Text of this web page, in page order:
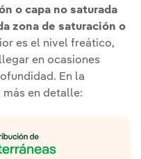
o capa no saturada
zona de saturación o
es el nivel freático,
en ocasiones
En la
en detalle: